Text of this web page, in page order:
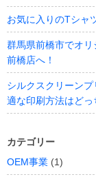
お気に入りのTシャ
群馬県前橋市でオ
前橋店へ！
シルクスクリーン
適な印刷方法はどっ
カテゴリー
OEM事業 (1)